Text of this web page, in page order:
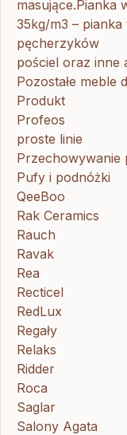
masujące.Pianka
35kg/m3 –
pęcherzyków
pościel oraz inne
Pozostałe meble
Produkt
Profeos
proste linie
Przechowywanie
Pufy i podnóżki
QeeBoo
Rak Ceramics
Rauch
Ravak
Rea
Recticel
RedLux
Regały
Relaks
Ridder
Roca
Saglar
Salony Agata